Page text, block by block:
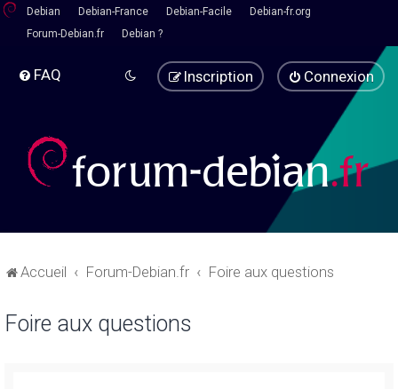
Debian Debian-France Debian-Facile
Debian-fr.org
Forum-Debian.fr
Debian ?
FAQ Connexion
Inscription
Accueil Forum-Debian.fr Foire aux questions
Foire aux questions